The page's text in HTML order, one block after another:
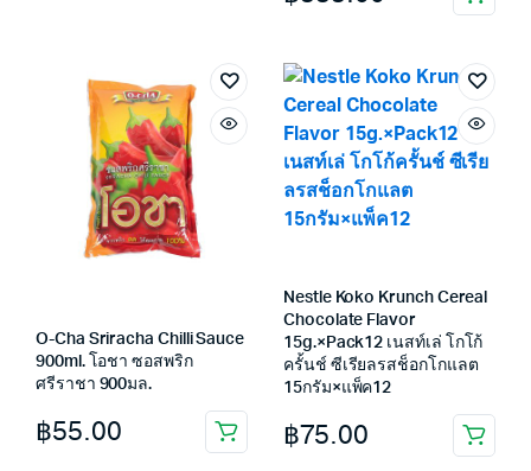
O-Cha Sriracha Chilli Sauce
900ml. โอชา ซอสพริก
ศรีราชา 900มล.
฿55.00
Nestle Koko Krunch Cereal
Chocolate Flavor
15g.×Pack12 เนสท์เล่ โกโก้
ครั้นช์ ซีเรียลรสช็อกโกแลต
15กรัม×แพ็ค12
฿75.00